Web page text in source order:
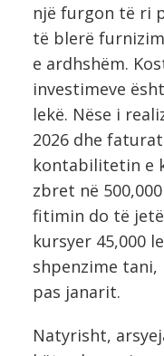
një furgon të ri
të blerë
e ardhshëm.
investimeve
lekë. Nëse i
2026 dhe
kontabilitetin e
zbret në
fitimin do të jetë
kursyer 45,000
shpenzime tani,
pas janarit.
Natyrisht,